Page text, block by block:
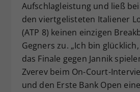
Aufschlagleistung und ließ
den viertgelisteten Italiener
(ATP 8) keinen einzigen
Gegners zu. „Ich bin
das Finale gegen Jannik
Zverev beim On-Court-
und den Erste Bank Open